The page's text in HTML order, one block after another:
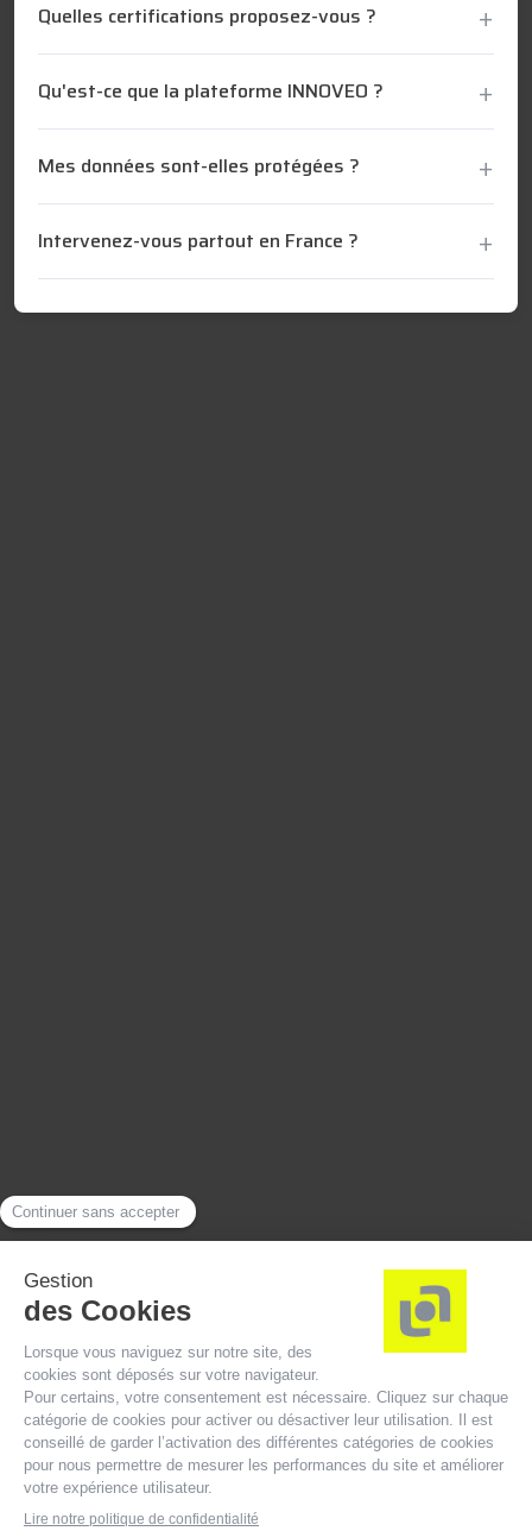
Quelles certifications proposez-vous ?
Qu'est-ce que la plateforme INNOVEO ?
Mes données sont-elles protégées ?
Intervenez-vous partout en France ?